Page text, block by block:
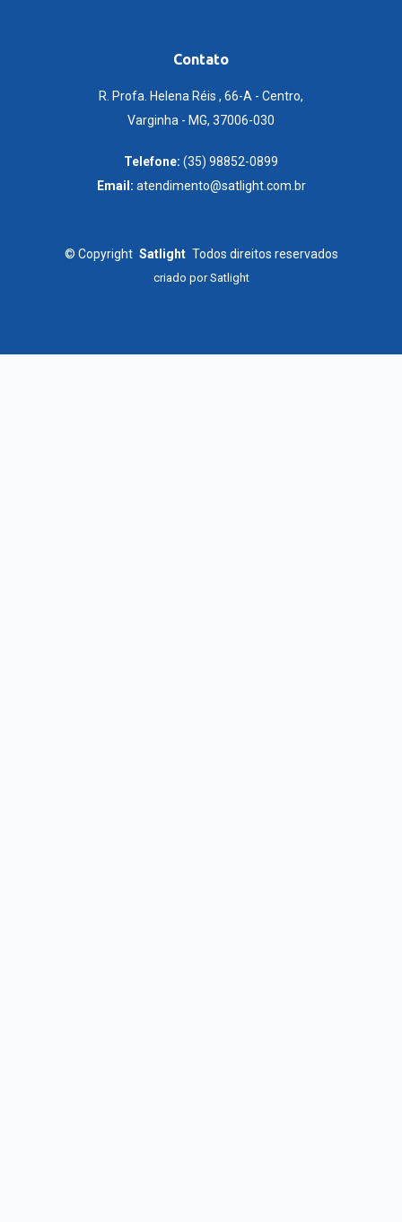
Contato
R. Profa. Helena Réis , 66-A - Centro,
Varginha - MG, 37006-030
Telefone: (35) 98852-0899
Email: atendimento@satlight.com.br
© Copyright Satlight Todos direitos reservados
criado porSatlight